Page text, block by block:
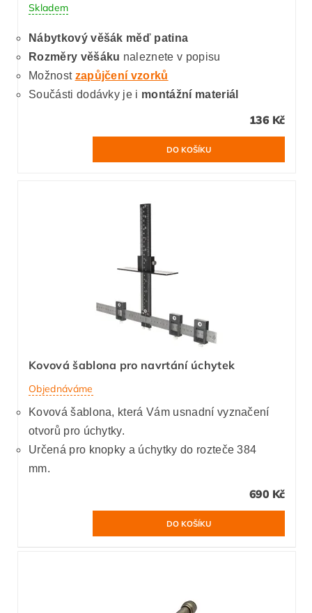
Skladem
Nábytkový věšák měď patina
Rozměry věšáku naleznete v popisu
Možnost zapůjčení vzorků
Součásti dodávky je i montážní materiál
136 Kč
Kovová šablona pro navrtání úchytek
Objednáváme
Kovová šablona, která Vám usnadní vyznačení
otvorů pro úchytky.
Určená pro knopky a úchytky do rozteče 384
mm.
690 Kč